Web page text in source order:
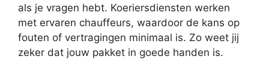
als je vragen hebt. Koeriersdiensten werken
met ervaren chauffeurs, waardoor de kans op
fouten of vertragingen minimaal is. Zo weet jij
zeker dat jouw pakket in goede handen is.